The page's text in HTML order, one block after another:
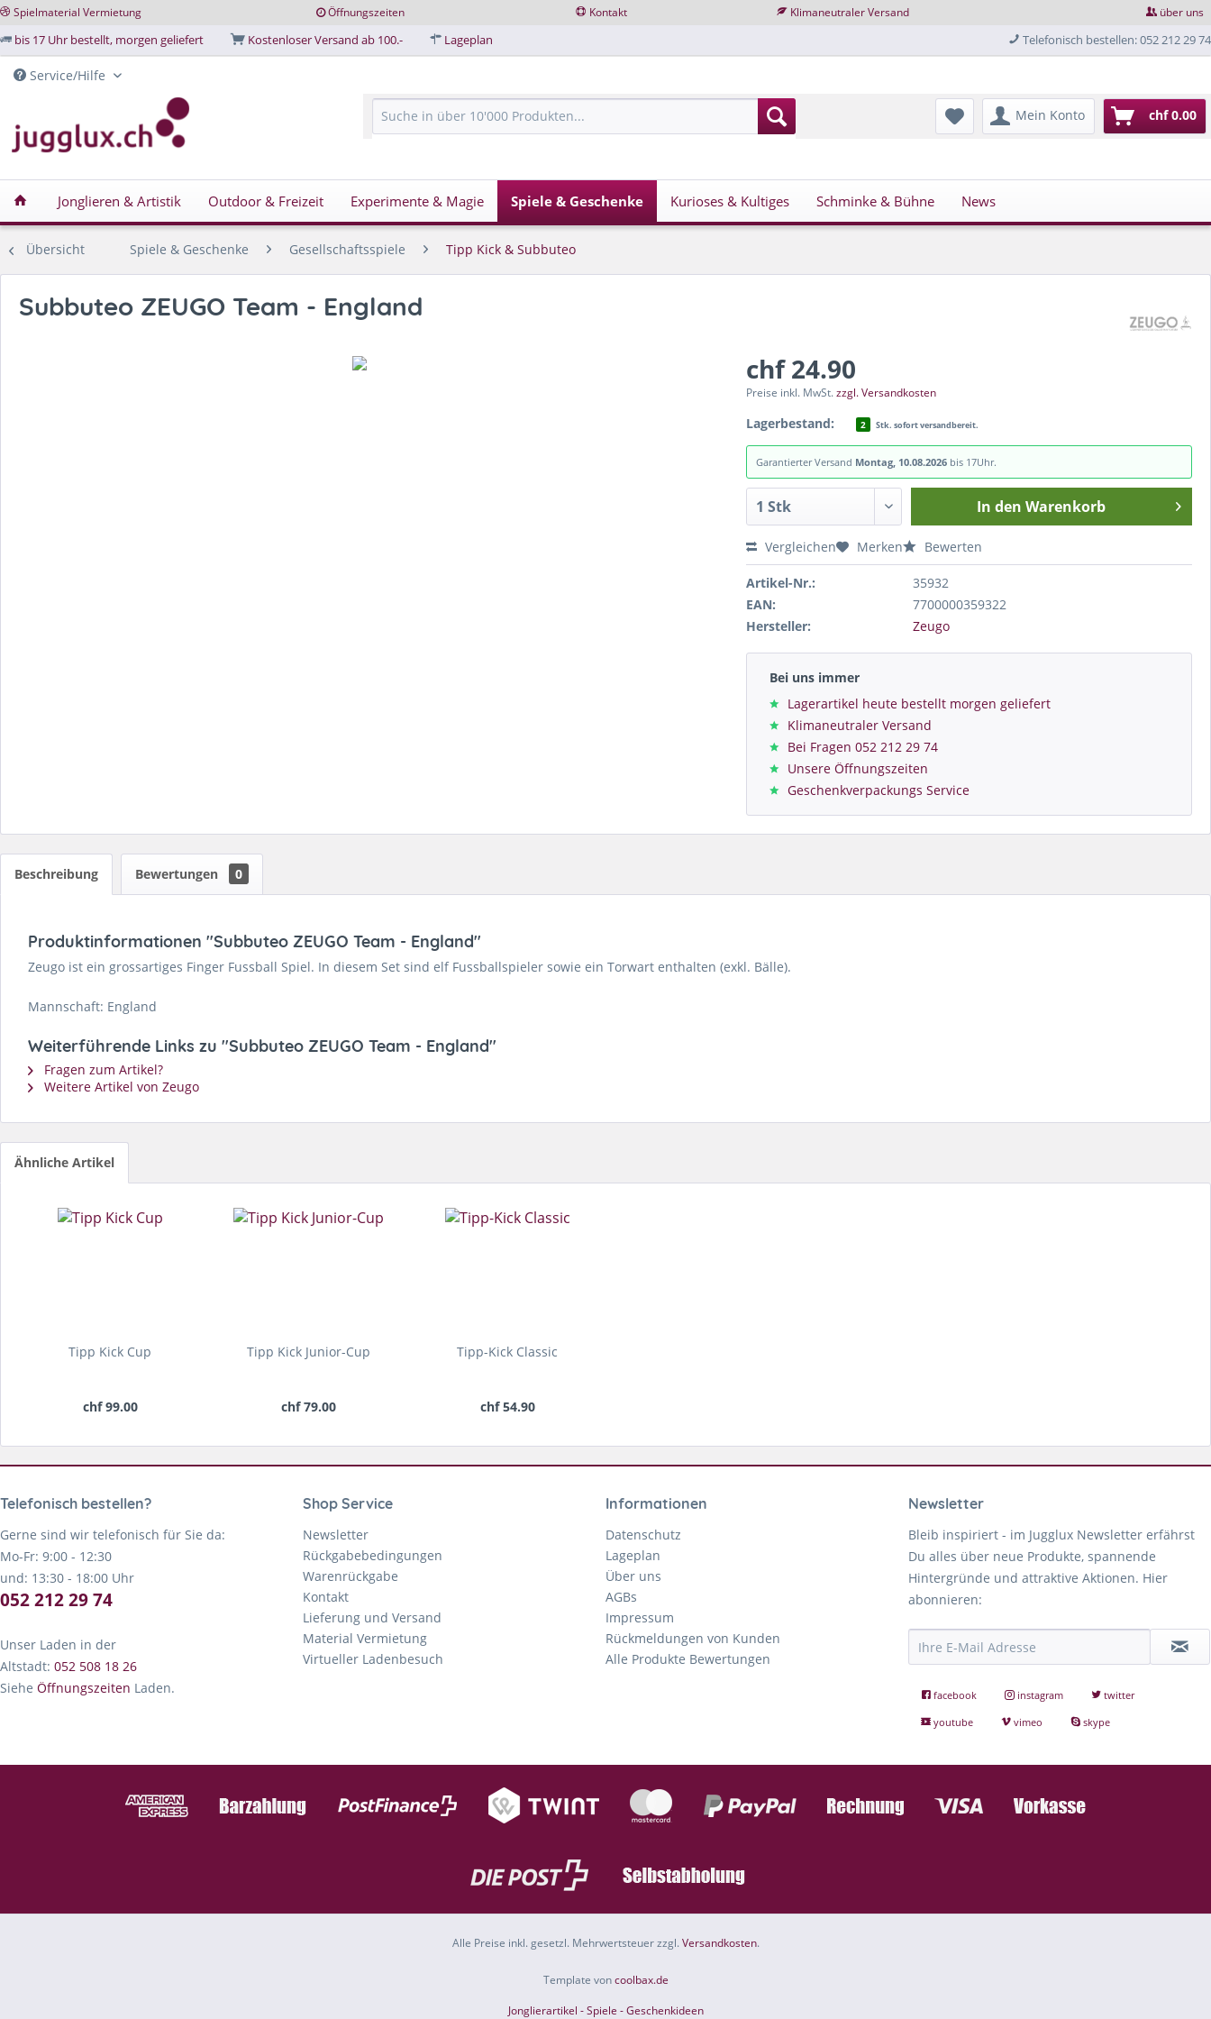
Spielmaterial Vermietung Öffnungszeiten Kontakt Klimaneutraler Versand über uns
bis 17 Uhr bestellt, morgen geliefert Kostenloser Versand ab 100.- Lageplan Telefonisch bestellen: 052 212 29 74
Service/Hilfe
Mein Konto chf 0.00
Jonglieren & Artistik Outdoor & Freizeit Experimente & Magie Spiele & Geschenke Kurioses & Kultiges Schminke & Bühne News
Übersicht Spiele & Geschenke Gesellschaftsspiele Tipp Kick & Subbuteo
Subbuteo ZEUGO Team - England
chf 24.90
Preise inkl. MwSt.zzgl. Versandkosten
Lagerbestand: 2 Stk. sofort versandbereit.
Garantierter Versand Montag, 10.08.2026 bis 17Uhr.
In den Warenkorb
Vergleichen Merken Bewerten
Artikel-Nr.:
35932
EAN:
7700000359322
Hersteller:
Zeugo
Bei uns immer
Lagerartikel heute bestellt morgen geliefert
Klimaneutraler Versand
Bei Fragen 052 212 29 74
Unsere Öffnungszeiten
Geschenkverpackungs Service
Beschreibung Bewertungen 0
Produktinformationen "Subbuteo ZEUGO Team - England"
Zeugo ist ein grossartiges Finger Fussball Spiel. In diesem Set sind elf Fussballspieler sowie ein Torwart enthalten (exkl. Bälle).
Mannschaft: England
Weiterführende Links zu "Subbuteo ZEUGO Team - England"
Fragen zum Artikel?
Weitere Artikel von Zeugo
Ähnliche Artikel
Tipp Kick Cup
chf 99.00
Tipp Kick Junior-Cup
chf 79.00
Tipp-Kick Classic
chf 54.90
Telefonisch bestellen?
Gerne sind wir telefonisch für Sie da:
Mo-Fr: 9:00 - 12:30
und: 13:30 - 18:00 Uhr
052 212 29 74
Unser Laden in der
Altstadt: 052 508 18 26
Siehe Öffnungszeiten Laden.
Shop Service
Newsletter
Rückgabebedingungen
Warenrückgabe
Kontakt
Lieferung und Versand
Material Vermietung
Virtueller Ladenbesuch
Informationen
Datenschutz
Lageplan
Über uns
AGBs
Impressum
Rückmeldungen von Kunden
Alle Produkte Bewertungen
Newsletter
Bleib inspiriert - im Jugglux Newsletter erfährst
Du alles über neue Produkte, spannende
Hintergründe und attraktive Aktionen. Hier
abonnieren:
facebook instagram
twitter
youtube
vimeo skype
Alle Preise inkl. gesetzl. Mehrwertsteuer zzgl.Versandkosten.
Template voncoolbax.de
Jonglierartikel - Spiele - Geschenkideen